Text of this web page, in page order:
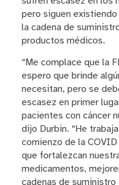
pero siguen
la cadena de
productos médicos.
“Me complace que la
espero que brinde
necesitan, pero se
escasez en primer
pacientes con cáncer
dijo Durbin. “He
comienzo de la
que fortalezcan
medicamentos,
cadenas de